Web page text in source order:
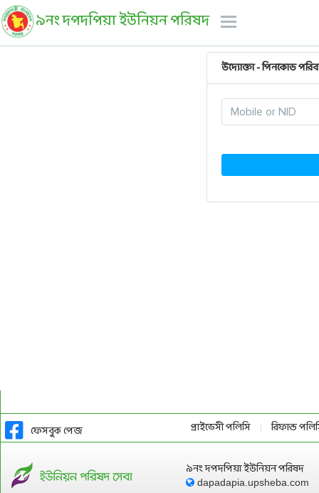
৯নং দপদপিয়া ইউনিয়ন পরিষদ
উদ্যোক্তা - পিনকোড
ফেসবুক পেজ প্রাইভেসী পলিসি | রিফান্ড
৯নং দপদপিয়া ইউনিয়ন পরিষদ
dapadapia.upsheba.com